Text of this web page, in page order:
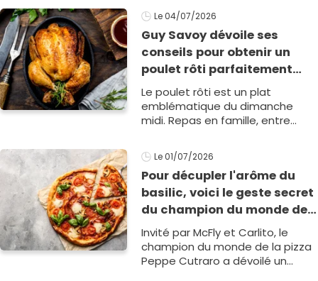
Le Quellec partage sa technique
infaillible pour les pe1
Le 04/07/2026
Guy Savoy dévoile ses
conseils pour obtenir un
poulet rôti parfaitement
cuit
Le poulet rôti est un plat
emblématique du dimanche
midi. Repas en famille, entre
votre viande est bien cuite ? Le
chef Guy Savoy donne son
conseil ultime !
Le 01/07/2026
Pour décupler l'arôme du
basilic, voici le geste secret
du champion du monde de
pizza Peppe Cutraro
Invité par McFly et Carlito, le
champion du monde de la pizza
Peppe Cutraro a dévoilé un